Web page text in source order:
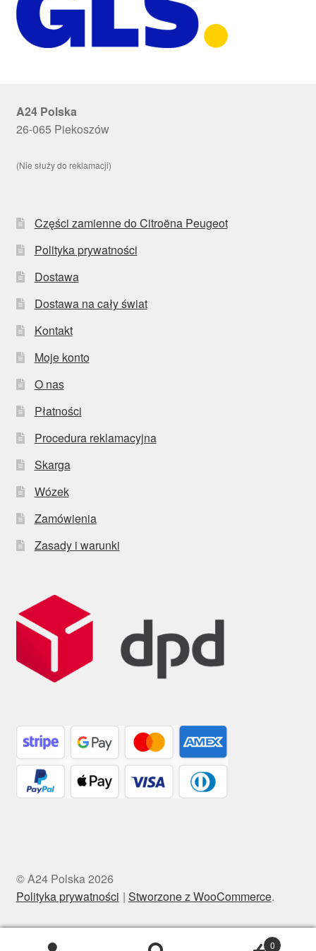
A24 Polska
26-065 Piekoszów
(Nie służy do reklamacji)
Części zamienne do Citroëna Peugeot
Polityka prywatności
Dostawa
Dostawa na cały świat
Kontakt
Moje konto
O nas
Płatności
Procedura reklamacyjna
Skarga
Wózek
Zamówienia
Zasady i warunki
© A24 Polska 2026
Polityka prywatności
Stworzone z WooCommerce.
0